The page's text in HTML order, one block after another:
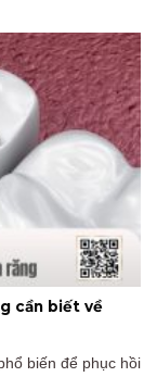
cần biết về
biến để phục hồi